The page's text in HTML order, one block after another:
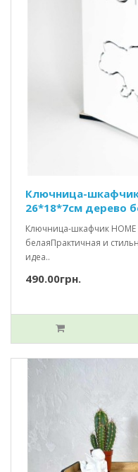
Ключница-шкафчик
26*18*7см дерево
Ключница-шкафчик HOME
белаяПрактичная и
идеа..
490.00грн.